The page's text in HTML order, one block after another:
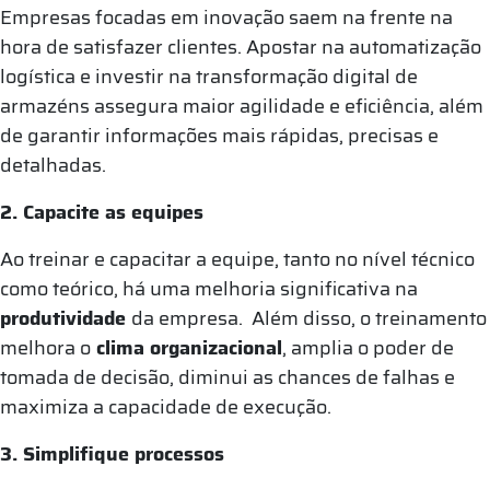
Empresas focadas em inovação saem na frente na
hora de satisfazer clientes. Apostar na automatização
logística e investir na transformação digital de
armazéns assegura maior agilidade e eficiência, além
de garantir informações mais rápidas, precisas e
detalhadas.
2. Capacite as equipes
Ao treinar e capacitar a equipe, tanto no nível técnico
como teórico, há uma melhoria significativa na
produtividade da empresa. Além disso, o treinamento
melhora oclima organizacional, amplia o poder de
tomada de decisão, diminui as chances de falhas e
maximiza a capacidade de execução.
3. Simplifique processos